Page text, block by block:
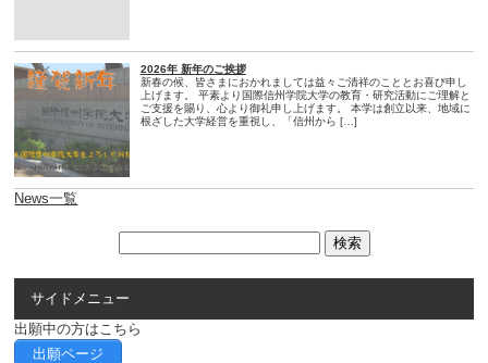
2026年 新年のご挨拶
新春の候、皆さまにおかれましては益々ご清祥のこととお喜び申し
上げます。 平素より国際信州学院大学の教育・研究活動にご理解と
ご支援を賜り、心より御礼申し上げます。 本学は創立以来、地域に
根ざした大学経営を重視し、「信州から […]
News一覧
サイドメニュー
出願中の方はこちら
出願ページ